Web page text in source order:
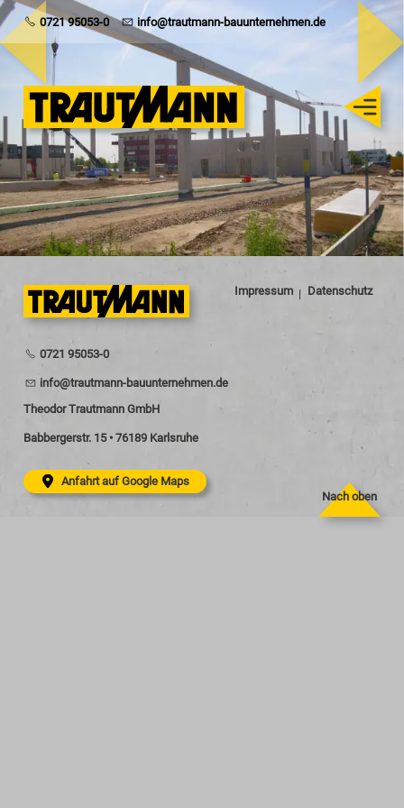
0721 95053-0 info@trautmann-bauunternehmen.de
Trautmann
Rohbau
Schlüsselfertig
Sanierung
Karriere
0721 95053-0
nf tr tm nn-b nt rn hm n d
Theodor Trautmann GmbH
Babbergerstr. 15 • 76189 Karlsruhe
Anfahrt auf Google Maps
Impressum Datenschutz
Nach oben